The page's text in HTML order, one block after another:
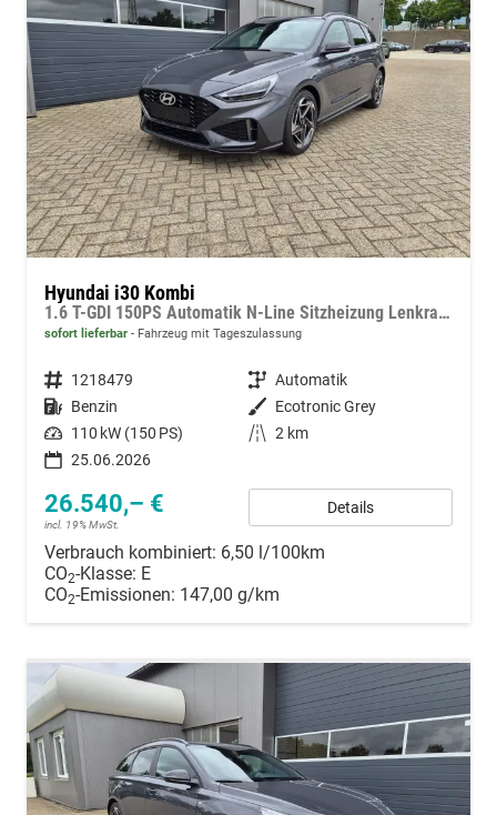
Hyundai i30 Kombi
1.6 T-GDI 150PS Automatik N-Line Sitzheizung Lenkradheizung Klimaautomatik Navi 10,3"-Touchscreen Bluelink Apple CarPlay + Android Auto PDC v+h Rückf.Kamera 18-LM
sofort lieferbar Fahrzeug mit Tageszulassung
Fahrzeugnummer 1218479 Getriebe Automatik
Kraftstoff Benzin Außenfarbe Ecotronic Grey
Leistung 110 kW (150 PS) Kilometerstand 2 km
25.06.2026
26.540,– €
incl. 19% MwSt.
Details
Verbrauch kombiniert: 6,50 l/100km
CO2-Klasse: E
CO2-Emissionen: 147,00 g/km